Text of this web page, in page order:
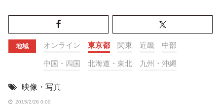
地域 オンライン 東京都 関東 近畿 中部
中国・四国 北海道・東北 九州・沖縄
映像・写真
2015/2/26 0:00